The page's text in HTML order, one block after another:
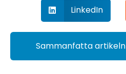
LinkedIn
Sammanfatta artikeln